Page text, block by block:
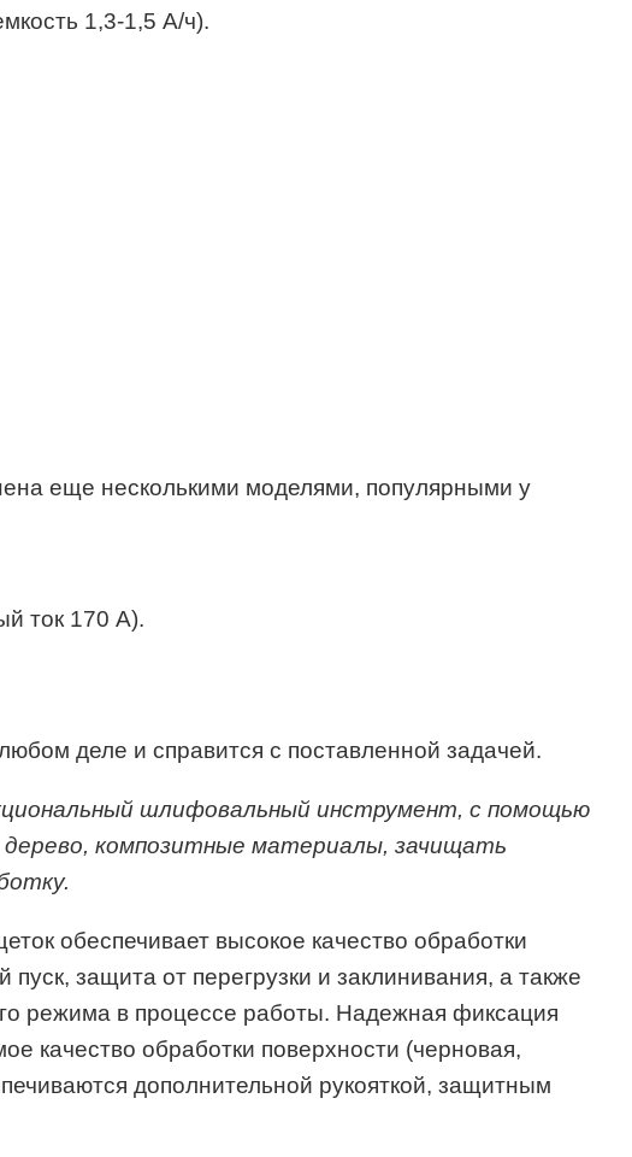
1,3-1,5 А/ч).
еще несколькими моделями, популярными у
ток 170 А).
деле и справится с поставленной задачей.
шлифовальный инструмент, с помощью
композитные материалы, зачищать
обеспечивает высокое качество обработки
защита от перегрузки и заклинивания, а также
режима в процессе работы. Надежная фиксация
качество обработки поверхности (черновая,
дополнительной рукояткой, защитным